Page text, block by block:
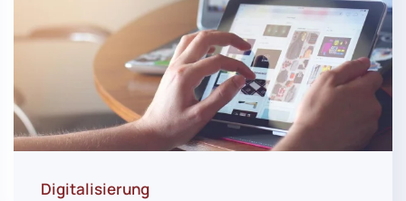
Digitalisierung